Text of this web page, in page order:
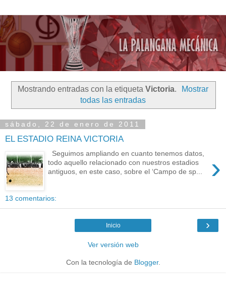
Mostrando entradas con la etiqueta Victoria.
Mostrar
todas las entradas
sábado, 22 de enero de 2011
EL ESTADIO REINA VICTORIA
›
Seguimos ampliando en cuanto tenemos datos,
todo aquello relacionado con nuestros estadios
antiguos, en este caso, sobre el ‘Campo de sp...
13 comentarios:
›
Inicio
Ver versión web
Con la tecnología de Blogger.